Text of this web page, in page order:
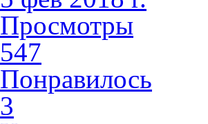
Просмотры
547
Понравилось
3